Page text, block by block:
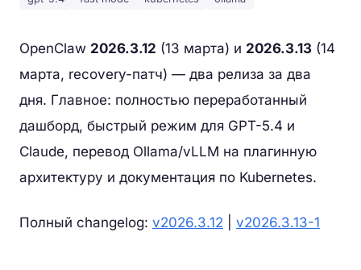
OpenClaw 2026.3.12 (13 марта) и 2026.3.13 (14
марта, recovery-патч) — два релиза за два
дня. Главное: полностью переработанный
дашборд, быстрый режим для GPT-5.4 и
Claude, перевод Ollama/vLLM на плагинную
архитектуру и документация по Kubernetes.
Полный changelog: v2026.3.12 v2026.3.13-1